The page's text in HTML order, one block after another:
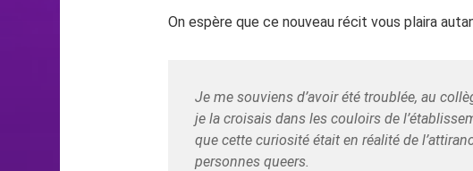
On espère que ce nouveau récit vous plaira
Je me souviens d’avoir été troublée, au
je la croisais dans les couloirs de
que cette curiosité était en réalité de
personnes queers.